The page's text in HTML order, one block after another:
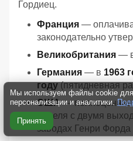
Гордиец.
Франция —
законодательно
Великобритания —
Германия — в 1963
году(пятидневная
США— полноценная
неделя с двумя
заводах Генри
Мы используем файлы cookie для
персонализации и аналитики.
Принять